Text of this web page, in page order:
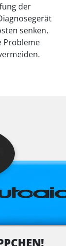
der
senken,
Probleme